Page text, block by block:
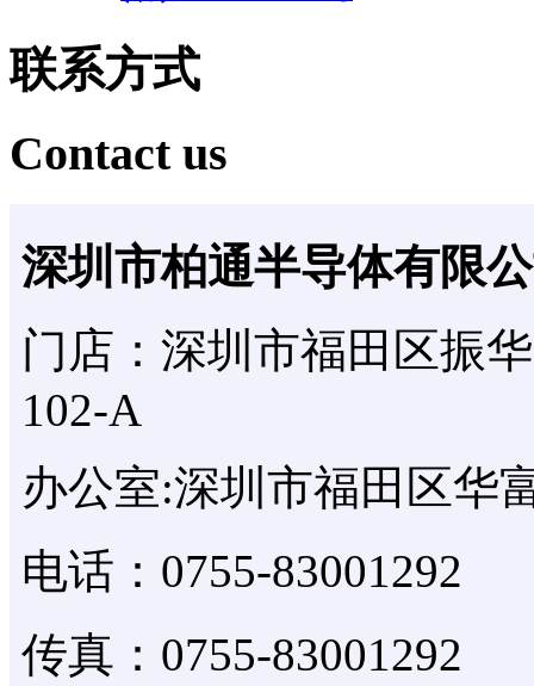
联系方式
Contact us
深圳市柏通半导体有限
门店：深圳市福田区振
102-A
办公室:深圳市福田区华
电话：0755-83001292
传真：0755-83001292